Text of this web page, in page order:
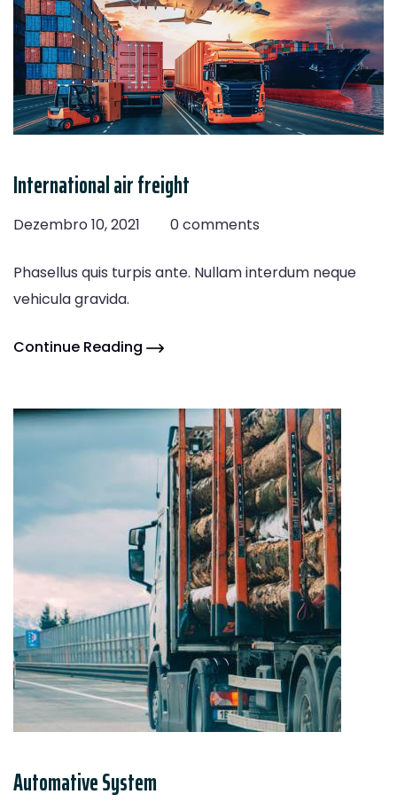
International air freight
Dezembro 10, 2021 0 comments
Phasellus quis turpis ante. Nullam interdum neque
vehicula gravida.
Continue Reading
Automative System